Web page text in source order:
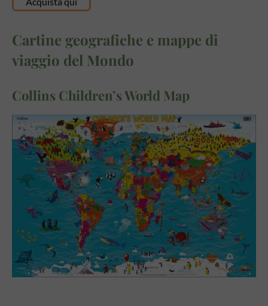
Cartine geografiche e mappe di
viaggio del Mondo
Collins Children’s World Map